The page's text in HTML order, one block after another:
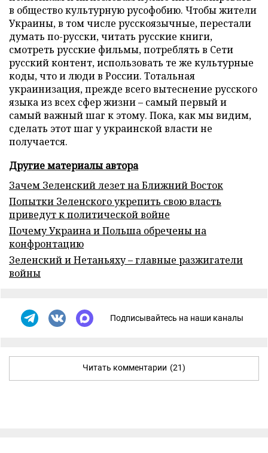
в общество культурную русофобию. Чтобы жители
Украины, в том числе русскоязычные, перестали
думать по-русски, читать русские книги,
смотреть русские фильмы, потреблять в Сети
русский контент, использовать те же культурные
коды, что и люди в России. Тотальная
украинизация, прежде всего вытеснение русского
языка из всех сфер жизни – самый первый и
самый важный шаг к этому. Пока, как мы видим,
сделать этот шаг у украинской власти не
получается.
Другие материалы автора
Зачем Зеленский лезет на Ближний Восток
Попытки Зеленского укрепить свою власть
приведут к политической войне
Почему Украина и Польша обречены на
конфронтацию
Зеленский и Нетаньяху – главные разжигатели
войны
Подписывайтесь на наши каналы
Читать комментарии (21)